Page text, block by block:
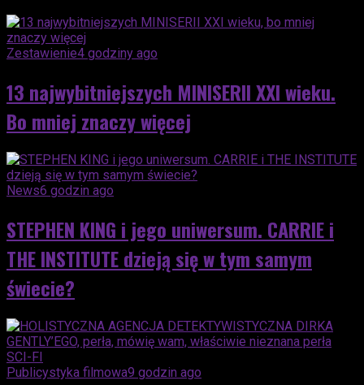
Zestawienie4 godziny ago
13 najwybitniejszych MINISERII XXI wieku.
Bo mniej znaczy więcej
News6 godzin ago
STEPHEN KING i jego uniwersum. CARRIE i
THE INSTITUTE dzieją się w tym samym
świecie?
Publicystyka filmowa9 godzin ago